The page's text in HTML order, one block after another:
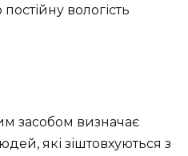
вологість
засобом визначає
які зіштовхуються з